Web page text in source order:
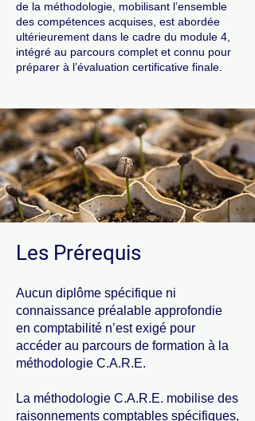
de la méthodologie, mobilisant l’ensemble
des compétences acquises, est abordée
ultérieurement dans le cadre du module 4,
intégré au parcours complet et connu pour
préparer à l’évaluation certificative finale.
Les Prérequis
Aucun diplôme spécifique ni
connaissance préalable approfondie
en comptabilité n’est exigé pour
accéder au parcours de formation à la
méthodologie C.A.R.E.
La méthodologie C.A.R.E. mobilise des
raisonnements comptables spécifiques,